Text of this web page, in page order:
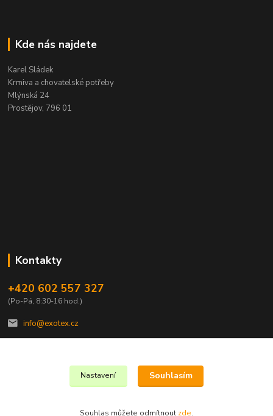
Kde nás najdete
Karel Sládek
Krmiva a chovatelské potřeby
Mlýnská 24
Prostějov, 796 01
Kontakty
+420 602 557 327
(Po-Pá, 8:30-16 hod.)
info@exotex.cz
Copyright © 2023 EXOTEX.cz
Nastavení Souhlasím
Souhlas můžete odmítnout zde.